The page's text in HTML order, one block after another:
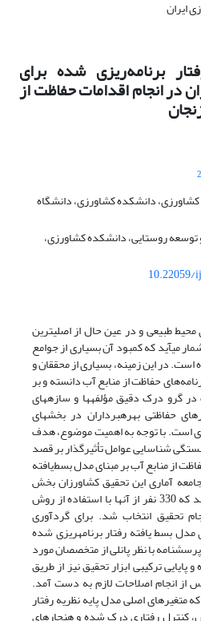
برنامه‌ریزی شده برای
انجام اقدامات حفاظت از
2
دانشکده کشاورزی، دانشگاه
و توسعه روستایی، دانشکده کشاورزی،
10.22059/
طبیعی و در عین حال از اصلی­ترین
می­آید که کمبود آن بسیاری از جوامع
در این زمینه، بسیاری از محققان و
حفاظت از منابع آب دانسته و بر
در گرو درک دقیق مؤلفه­ها و سازه­های
حفاظتی بهره­برداران در بخش­های
است. با توجه به اهمیت موضوع، هدف
شناسایی عوامل تأثیرگذار بر قصد
از منابع آب بر مبنای مدل بسط‌یافته
آماری این تحقیق کشاورزان بخش
مرکزی شهرستان زنجان بودند که 330 نفر از آنها با استفاده از روش
تحقیق انتخاب شد. برای گردآوری
مدل بسط یافته رفتار برنامه­ریزی شده
با نظر پانلی از متخصصان مورد
پایایی ترکیبی ابزار تحقیق نیز از طریق
از انجام اصلاحات لازم به دست آمد.
متغیرهای اصلی مدل پایه نظریه رفتار